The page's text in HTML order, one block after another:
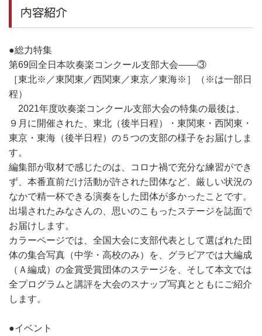
内容紹介
●総力特集
第69回全日本吹奏楽コンクール支部大会――③
［東北※／東関東／西関東／東京／東海※］（※は一部日
程）
2021年度吹奏楽コンクール支部大会の特集の最後は、
９月に開催された、東北（後半日程）・東関東・西関東・
東京・東海（後半日程）の５つの支部の様子をお届けしま
す。
編集部が取材で感じたのは、コロナ禍で充分な練習ができ
ず、本番直前だけ活動が許された団体など、厳しい状況の
なかで精一杯できる演奏をした団体が多かったことです。
出場されたみなさんの、思いのこもったステージを誌面で
お届けします。
カラーページでは、全国大会に支部代表として選ばれた団
体の集合写真（中学・高校のみ）を、グラビアでは大編成
（Ａ編成）の金賞受賞団体のステージを、そして本文では
全プログラムと講評を大会のスナップ写真とともにご紹介
します。
●イベント